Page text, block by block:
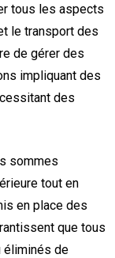
tous les aspects
le transport des
de gérer des
impliquant des
des
sommes
tout en
en place des
que tous
éliminés de